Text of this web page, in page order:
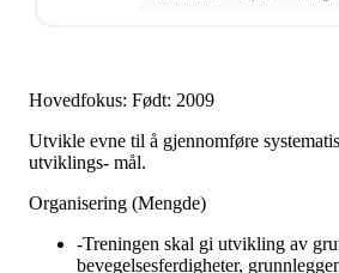
Hovedfokus: Født: 2009
Utvikle evne til å gjennomføre
utviklings- mål.
Organisering (Mengde)
-Treningen skal gi utvikling av
bevegelsesferdigheter,